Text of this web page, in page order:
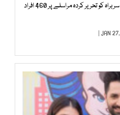
اقوام متحدہ کی انسانی حقوق کی سربراہ کو تحریر کردہ مراسلے پر 460 افراد